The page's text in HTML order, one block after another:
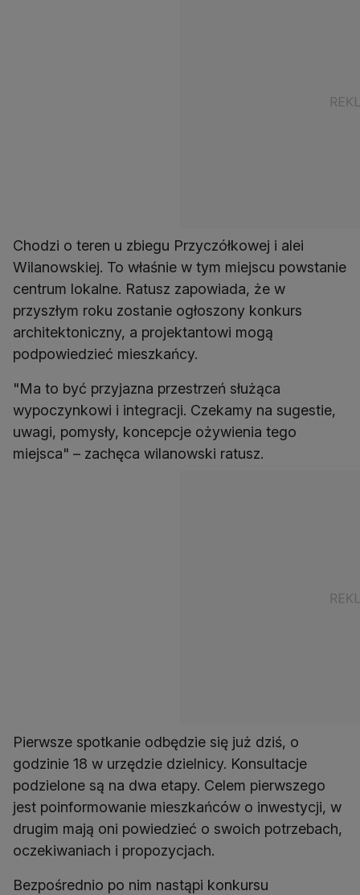
Chodzi o teren u zbiegu Przyczółkowej i alei
Wilanowskiej. To właśnie w tym miejscu powstanie
centrum lokalne. Ratusz zapowiada, że w
przyszłym roku zostanie ogłoszony konkurs
architektoniczny, a projektantowi mogą
podpowiedzieć mieszkańcy.
"Ma to być przyjazna przestrzeń służąca
wypoczynkowi i integracji. Czekamy na sugestie,
uwagi, pomysły, koncepcje ożywienia tego
miejsca" – zachęca wilanowski ratusz.
Pierwsze spotkanie odbędzie się już dziś, o
godzinie 18 w urzędzie dzielnicy. Konsultacje
podzielone są na dwa etapy. Celem pierwszego
jest poinformowanie mieszkańców o inwestycji, w
drugim mają oni powiedzieć o swoich potrzebach,
oczekiwaniach i propozycjach.
Bezpośrednio po nim nastąpi konkursu